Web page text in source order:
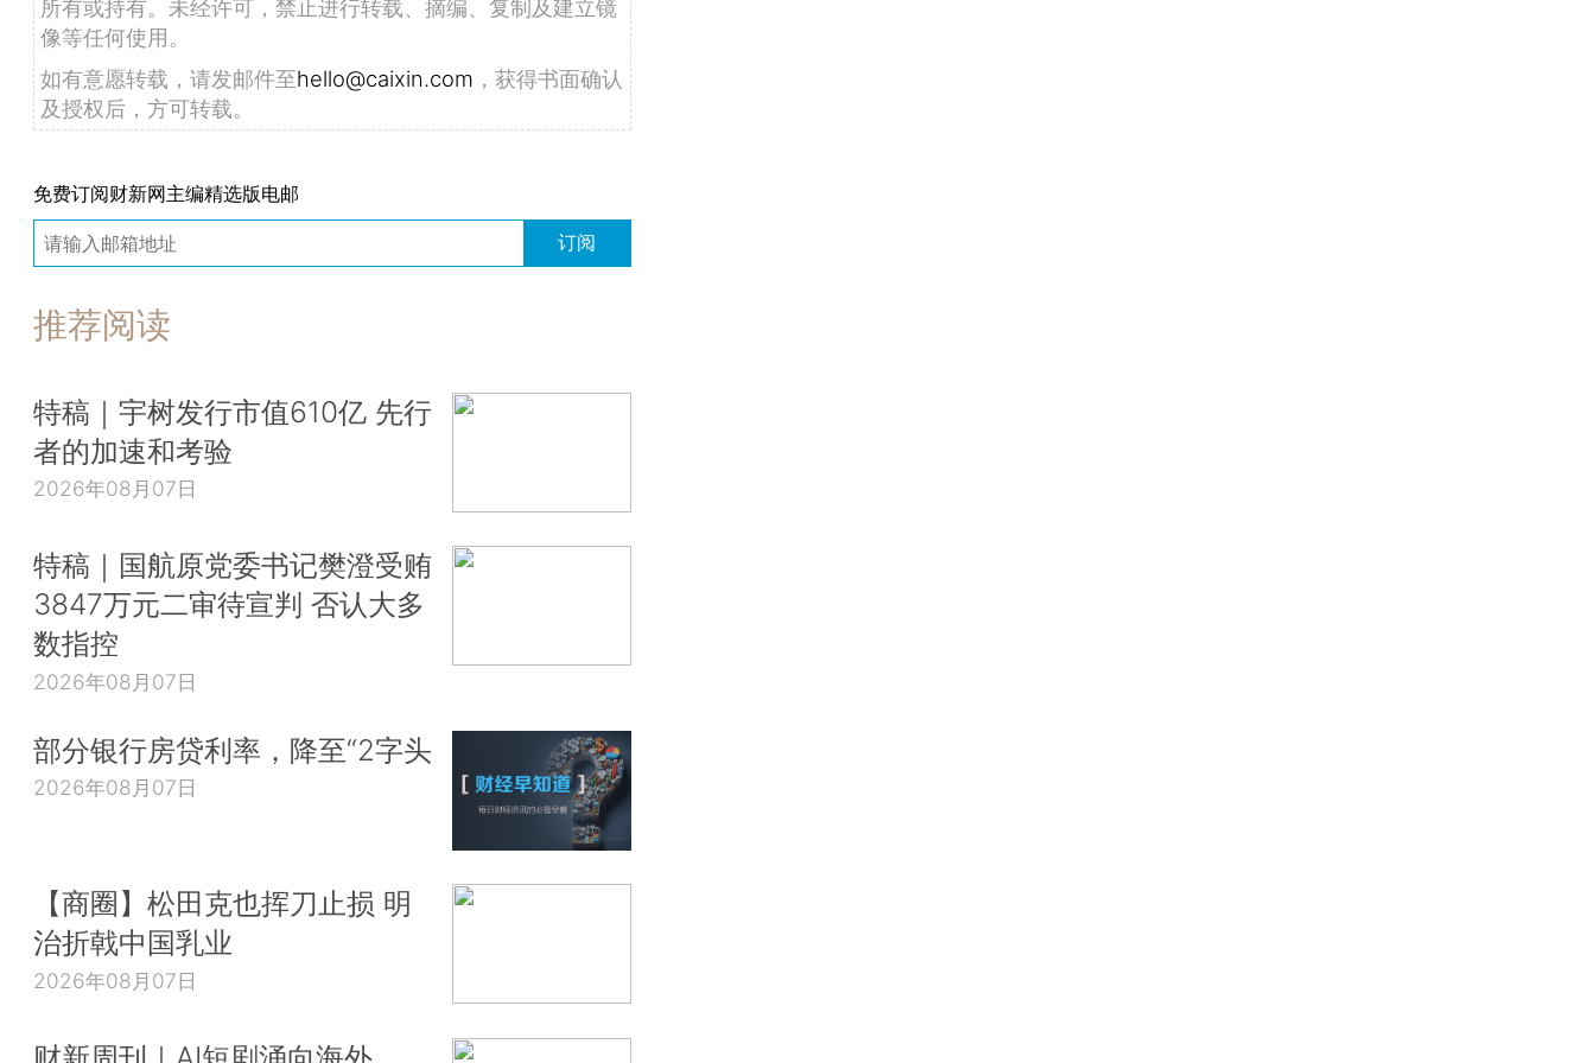
所有或持有。未经许可，禁止进行转载、摘编、复制及建立镜
像等任何使用。
如有意愿转载，请发邮件至hello@caixin.com ，获得书面确认
及授权后，方可转载。
免费订阅财新网主编精选版电邮
订阅
推荐阅读
特稿｜宇树发行市值610亿 先行
者的加速和考验
2026年08月07日
特稿｜国航原党委书记樊澄受贿
3847万元二审待宣判 否认大多
数指控
2026年08月07日
部分银行房贷利率，降至“2字头
2026年08月07日
【商圈】松田克也挥刀止损 明
治折戟中国乳业
2026年08月07日